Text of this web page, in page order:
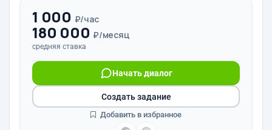
1 000 ₽/час
180 000 ₽/месяц
средняя ставка
Начать диалог
Создать задание
Добавить в избранное